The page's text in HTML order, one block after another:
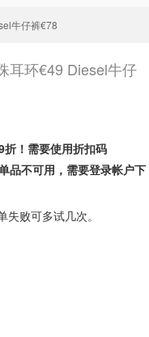
牛仔裤€78
耳环€49 Diesel牛仔
！需要使用折扣码
品不可用，需要登录帐户下
败可多试几次。